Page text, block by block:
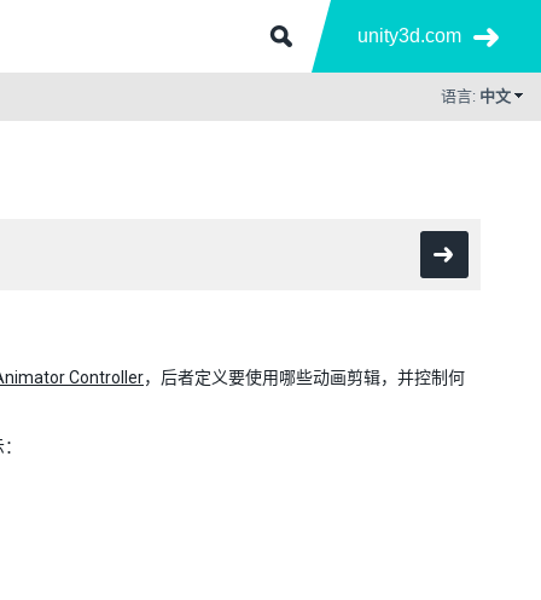
unity3d.com
语言: 中文
Controller，后者定义要使用哪些动画剪辑，并控制何